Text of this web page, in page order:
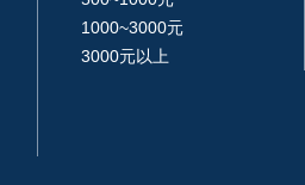
1000~3000元
3000元以上